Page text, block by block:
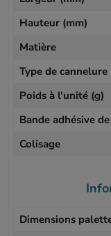
Hauteur (mm)
Matière
Type de cannelure
Poids à l'unité (g)
Bande adhésive
Colisage
Dimensions